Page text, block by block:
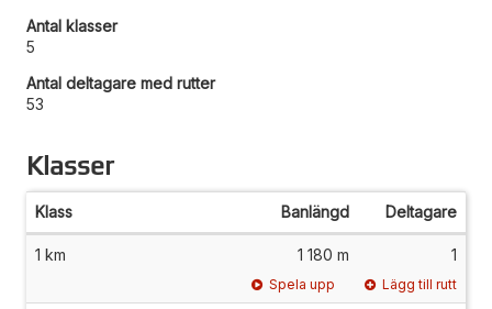
Antal klasser
5
Antal deltagare med rutter
53
Klasser
Klass Banlängd Deltagare
1 km 1 180 m 1
Spela upp Lägg till rutt